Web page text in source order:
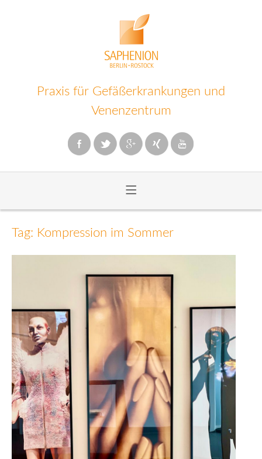
Praxis für Gefäßerkrankungen und
Venenzentrum
≡
Inhalt
Tag: Kompression im Sommer